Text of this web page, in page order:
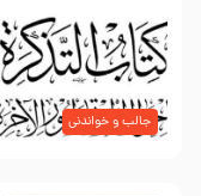
جالب و خواندنی